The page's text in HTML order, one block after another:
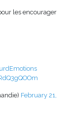
les encourager
February 21,